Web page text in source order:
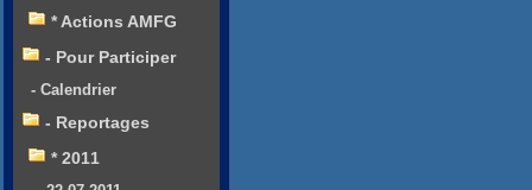
* Actions AMFG
- Pour Participer
- Calendrier
- Reportages
* 2011